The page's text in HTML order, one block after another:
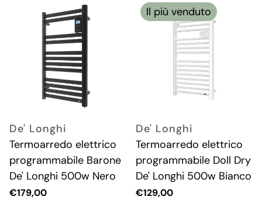
De' Longhi
Termoarredo elettrico
programmabile Barone
De' Longhi 500w Nero
Prezzo
€179,00
Il più venduto
De' Longhi
Termoarredo elettrico
programmabile Doll Dry
De' Longhi 500w Bianco
Prezzo
€129,00